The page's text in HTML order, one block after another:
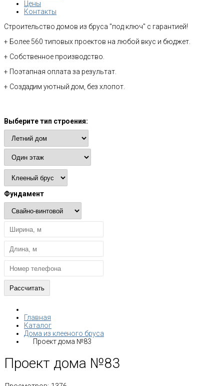
Цены
Контакты
Строительство домов из бруса "под ключ" с гарантией!
+ Более 560 типовых проектов на любой вкус и бюджет.
+ Собственное производство.
+ Поэтапная оплата за результат.
+ Создадим уютный дом, без хлопот.
Выберите тип строения:
Фундамент
Главная
Каталог
Дома из клееного бруса
Проект дома №83
Проект дома №83